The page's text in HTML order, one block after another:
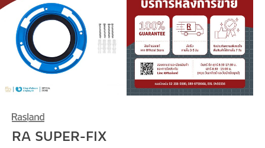
RA SUPER-FIX